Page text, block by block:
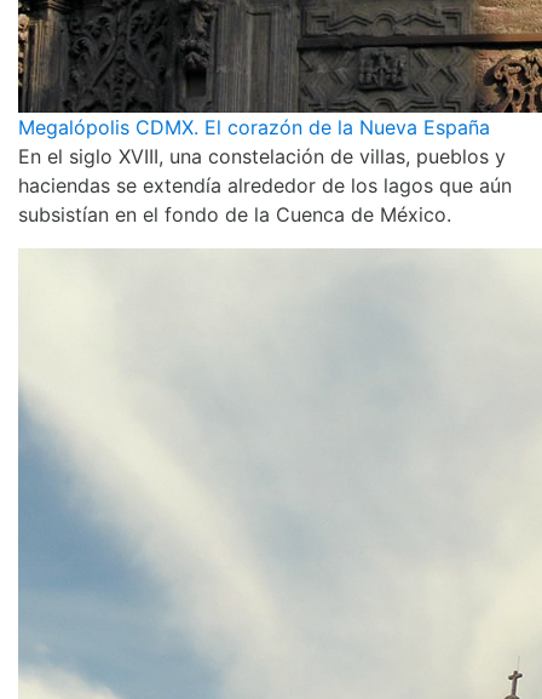
Megalópolis CDMX. El corazón de la Nueva España
En el siglo XVIII, una constelación de villas, pueblos y
haciendas se extendía alrededor de los lagos que aún
subsistían en el fondo de la Cuenca de México.